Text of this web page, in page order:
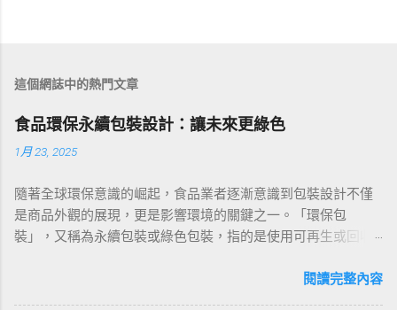
這個網誌中的熱門文章
食品環保永續包裝設計：讓未來更綠色
1月 23, 2025
隨著全球環保意識的崛起，食品業者逐漸意識到包裝設計不僅
是商品外觀的展現，更是影響環境的關鍵之一。「環保包
裝」，又稱為永續包裝或綠色包裝，指的是使用可再生或回收
能、水力和太陽能等潔淨能源。本文將透過環保包裝案例、法
閱讀完整內容